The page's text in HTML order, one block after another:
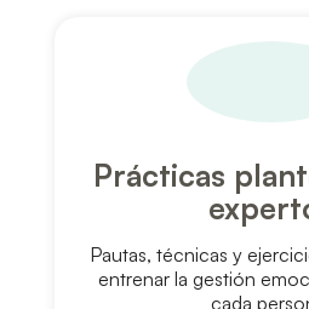
Prácticas
Pautas, técnicas y
entrenar la gestión
cada